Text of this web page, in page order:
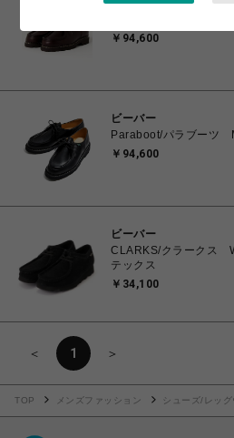
ビーバー
￥94,600
ビーバー
Paraboot/パラブーツ
￥94,600
ビーバー
CLARKS/クラークス
テックス
￥34,100
＜ 1 ＞
TOP メンズファッション シューズ/レッグ